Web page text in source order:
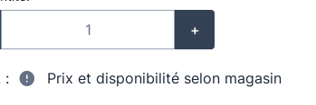
+
: Prix et disponibilité selon magasin